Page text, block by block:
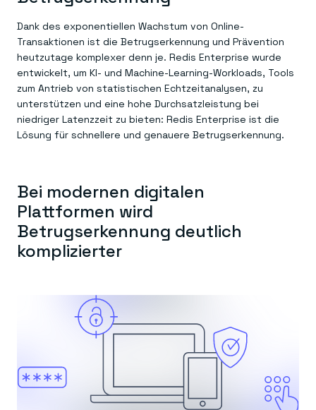
Managed Memory, das State und Kontext dauerhaft
speichert.
Redis Open Source
In-memory database for caching & streaming.
Redis Context Retriever
Nutzen Sie Kontext aus beliebigen Quellen.
TOOLS
Redis LangCache
Redis Insight
Redis Data Integration
Clients und Schnittstellen
Befehle
Schnellstart
Universität
Wissensdatenbank
Ressourcen
Blog
AKTUELLES
Veröffentlichungen
Neuigkeiten und Updates
Try Free
Kontakt
Anmeldung
Dank des exponentiellen Wachstum von Online-
Transaktionen ist die Betrugserkennung und Prävention
heutzutage komplexer denn je. Redis Enterprise wurde
entwickelt, um KI- und Machine-Learning-Workloads, Tools
zum Antrieb von statistischen Echtzeitanalysen, zu
unterstützen und eine hohe Durchsatzleistung bei
niedriger Latenzzeit zu bieten: Redis Enterprise ist die
Lösung für schnellere und genauere Betrugserkennung.
Bei modernen digitalen
Plattformen wird
Betrugserkennung deutlich
komplizierter